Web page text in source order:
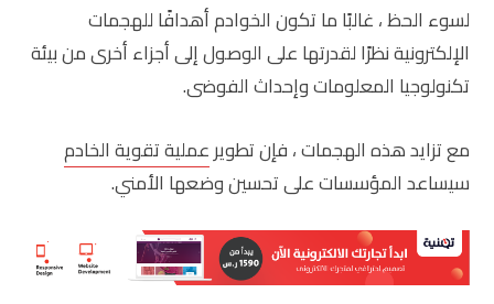
لسوء الحظ ، غالبًا ما تكون الخوادم أهدافًا للهجمات
الإلكترونية نظرًا لقدرتها على الوصول إلى أجزاء أخرى من بيئة
تكنولوجيا المعلومات وإحداث الفوضى.
مع تزايد هذه الهجمات ، فإن تطويرعملية تقوية الخادم
سيساعد المؤسسات على تحسين وضعها الأمني.